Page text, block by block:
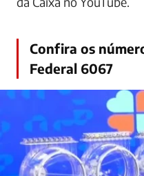
Confira os
Federal 6067